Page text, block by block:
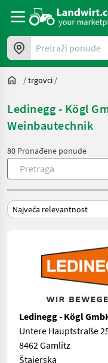
Pretraži ponude
/trgovci /
Ledinegg - Kögl
Weinbautechnik
80 Pronađene ponude
Ledinegg - Kögl
Untere Hauptstraße
8462 Gamlitz
Štajerska